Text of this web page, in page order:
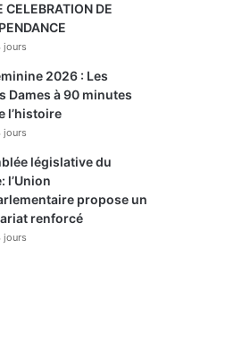
CELEBRATION DE
jours
2026 : Les
Dames à 90 minutes
l’histoire
jours
législative du
l’Union
propose un
renforcé
jours